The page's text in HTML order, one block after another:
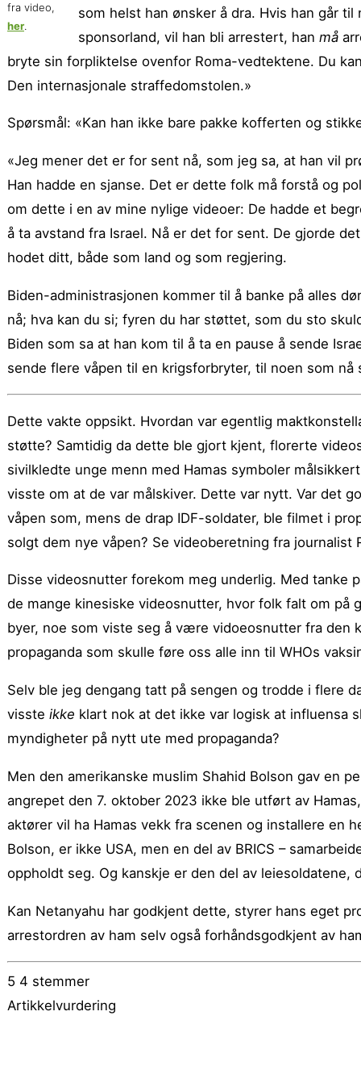
fra video,
her.
som helst han ønsker å dra. Hvis han går
sponsorland, vil han bli arrestert, han må
bryte sin forpliktelse ovenfor Roma-vedtektene. Du
Den internasjonale straffedomstolen.»
Spørsmål: «Kan han ikke bare pakke kofferten og
«Jeg mener det er for sent nå, som jeg sa, at han vil
Han hadde en sjanse. Det er dette folk må forstå og
om dette i en av mine nylige videoer: De hadde et
å ta avstand fra Israel. Nå er det for sent. De gjorde
hodet ditt, både som land og som regjering.
Biden-administrasjonen kommer til å banke på alles
nå; hva kan du si; fyren du har støttet, som du sto
Biden som sa at han kom til å ta en pause å sende
sende flere våpen til en krigsforbryter, til noen som
Dette vakte oppsikt. Hvordan var egentlig
støtte? Samtidig da dette ble gjort kjent, florerte
sivilkledte unge menn med Hamas symboler
visste om at de var målskiver. Dette var nytt. Var det
våpen som, mens de drap IDF-soldater, ble filmet i
solgt dem nye våpen? Se videoberetning fra journalist
Disse videosnutter forekom meg underlig. Med tanke
de mange kinesiske videosnutter, hvor folk falt om på
byer, noe som viste seg å være vidoeosnutter fra den
propaganda som skulle føre oss alle inn til WHOs
Selv ble jeg dengang tatt på sengen og trodde i flere
visste ikke klart nok at det ikke var logisk at influensa
myndigheter på nytt ute med propaganda?
Men den amerikanske muslim Shahid Bolson gav en
angrepet den 7. oktober 2023 ikke ble utført av
aktører vil ha Hamas vekk fra scenen og installere en
Bolson, er ikke USA, men en del av BRICS –
oppholdt seg. Og kanskje er den del av leiesoldatene,
Kan Netanyahu har godkjent dette, styrer hans eget
arrestordren av ham selv også forhåndsgodkjent av
5 4 stemmer
Artikkelvurdering